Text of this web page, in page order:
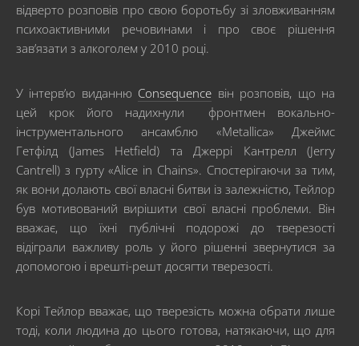
відверто розповів про свою боротьбу зі зловживанням
психоактивними речовинами і про своє рішення
зав’язати з алкоголем у 2010 році.
У інтерв’ю виданню Consequence він розповів, що на
цей крок його надихнули фронтмен вокально-
інструментального ансамблю «Metallica» Джеймс
Гетфілд (James Hetfield) та Джеррі Кантрелл (Jerry
Cantrell) з гурту «Alice in Chains». Спостерігаючи за тим,
як вони долають свої власні битви із залежністю, Тейлор
був мотивований вирішити свої власні проблеми. Він
вважає, що їхні публічні подорожі до тверезості
відіграли важливу роль у його рішенні звернутися за
допомогою і врешті-решт досягти тверезості.
Корі Тейлор вважає, що тверезість можна обрати лише
тоді, коли людина до цього готова, натякаючи, що для